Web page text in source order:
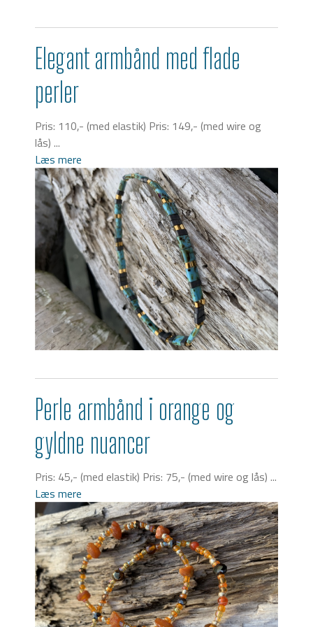
Elegant armbånd med flade
perler
Pris: 110,- (med elastik) Pris: 149,- (med wire og
lås) ...
Læs mere
Perle armbånd i orange og
gyldne nuancer
Pris: 45,- (med elastik) Pris: 75,- (med wire og lås) ...
Læs mere